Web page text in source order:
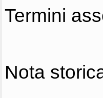
Termini
Nota